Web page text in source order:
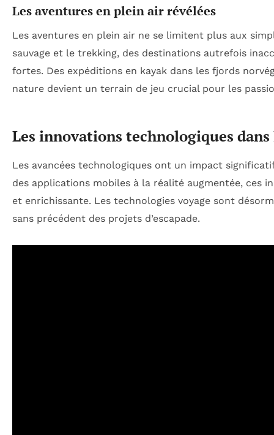
Les aventures en plein air révélées
Les aventures en plein air ne se limitent plus aux
sauvage et le trekking, des destinations autrefois
fortes. Des expéditions en kayak dans les fjords
nature devient un terrain de jeu crucial pour les
Les innovations technologiques
Les avancées technologiques ont un impact
des applications mobiles à la réalité augmentée, ces
et enrichissante. Les technologies voyage sont
sans précédent des projets d’escapade.